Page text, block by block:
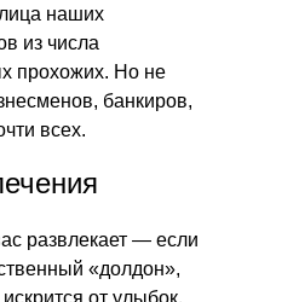
наших
из числа
прохожих. Но не
банкиров,
всех.
развлекает — если
«долдон»,
от улыбок.